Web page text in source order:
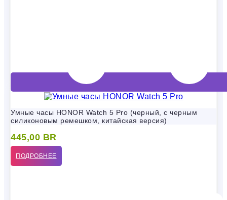
Умные часы HONOR Watch 5 Pro (черный, с черным
силиконовым ремешком, китайская версия)
445,00 BR
ПОДРОБНЕЕ